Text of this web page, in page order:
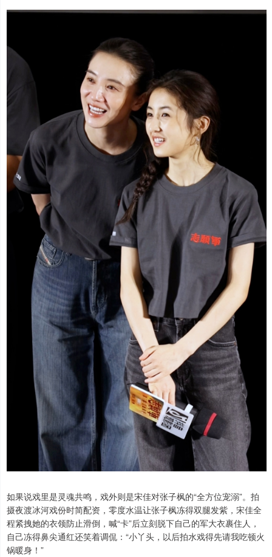
如果说戏里是灵魂共鸣，戏外则是宋佳对张子枫的“全方位宠溺”。拍
摄夜渡冰河戏份时简配资，零度水温让张子枫冻得双腿发紫，宋佳全
程紧拽她的衣领防止滑倒，喊“卡”后立刻脱下自己的军大衣裹住人，
自己冻得鼻尖通红还笑着调侃：“小丫头，以后拍水戏得先请我吃顿火
锅暖身！”